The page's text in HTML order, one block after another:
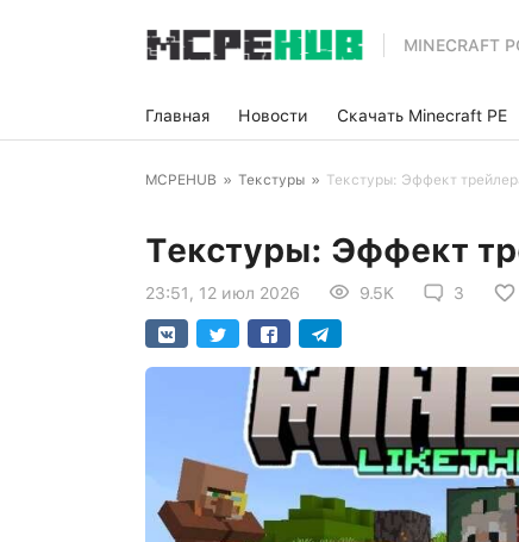
MINECRAFT
Главная Новости Скачать Minecraft PE
MCPEHUB » Текстуры » Текстуры: Эффект
Текстуры: Эффект
23:51, 12 июл 2026 9.5K 3